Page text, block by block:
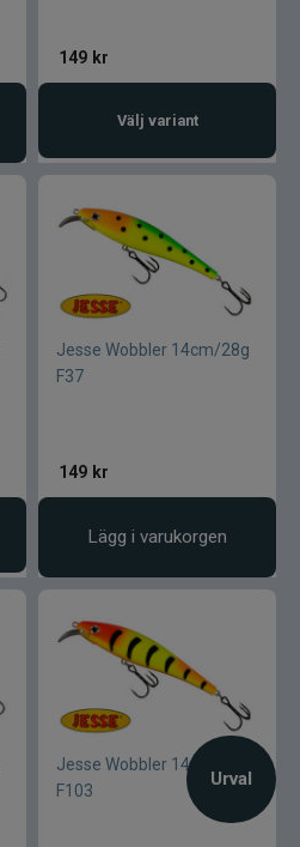
Urval
149 kr
Välj variant
Jesse Wobbler 14cm/28g
F37
149 kr
Lägg i varukorgen
Jesse Wobbler 14cm/28g
F103